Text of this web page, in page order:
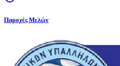
Παροχές Μελών